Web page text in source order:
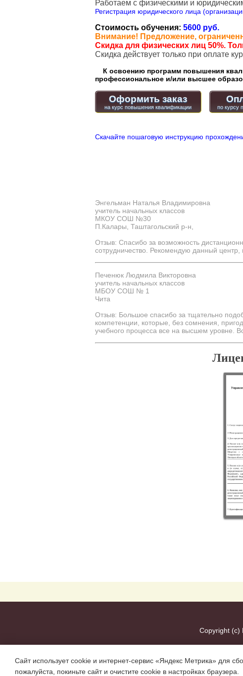
Работаем с физическими и
Регистрация юридического лица
Стоимость обучения: 5600 руб.
Внимание! Предложение,
Скидка для физических лиц 50%.
Cкидка действует только при оплате
К освоению программ повышения
профессиональное и/или высшее
Оформить заказ
Скачайте пошаговую инструкцию
Энгельман Наталья Владимировна
учитель начальных классов
МКОУ СОШ №30
П.Калары, Таштагольский р-н,
Отзыв: Спасибо за возможность
сотрудничество. Рекомендую данный центр,
Печенюк Людмила Викторовна
учитель начальных классов
МБОУ COШ № 1
Чита
Отзыв: Большое спасибо за тщательно
компетенции, которые, без сомнения,
учебного процесса все на высшем уровне.
Copyright (c)
Сайт использует cookie и интернет-сервис «Яндекс Метрика» для
пожалуйста, покиньте сайт и очистите cookie в настройках браузера.